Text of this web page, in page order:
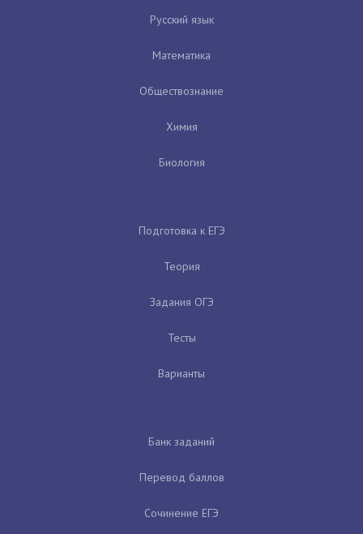
Русский язык
Математика
Обществознание
Химия
Биология
Подготовка к ЕГЭ
Теория
Задания ОГЭ
Тесты
Варианты
Банк заданий
Перевод баллов
Сочинение ЕГЭ